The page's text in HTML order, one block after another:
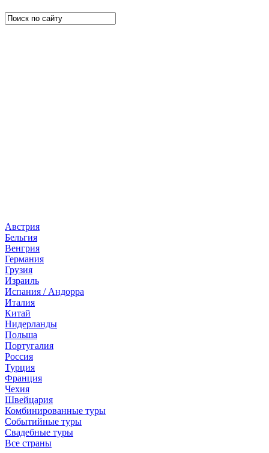
Австрия
Бельгия
Венгрия
Германия
Грузия
Израиль
Испания / Андорра
Италия
Китай
Нидерланды
Польша
Португалия
Россия
Турция
Франция
Чехия
Швейцария
Комбинированные туры
Событийные туры
Свадебные туры
Все страны